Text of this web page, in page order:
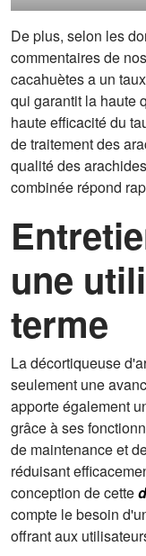
De plus, selon les
commentaires de
cacahuètes a un
qui garantit la haute
haute efficacité du
de traitement des
qualité des
combinée répond
une
terme
La décortiqueuse
seulement une
apporte également
grâce à ses
de maintenance et
réduisant
conception de cette
compte le besoin
offrant aux